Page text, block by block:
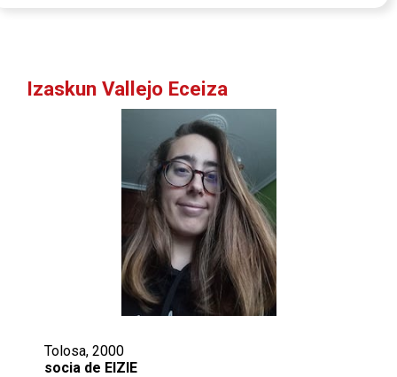
Izaskun Vallejo Eceiza
Tolosa, 2000
socia de EIZIE